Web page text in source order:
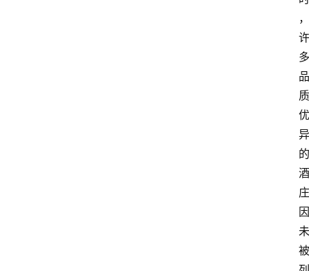
，
许
多
品
质
优
异
的
酒
庄
因
未
被